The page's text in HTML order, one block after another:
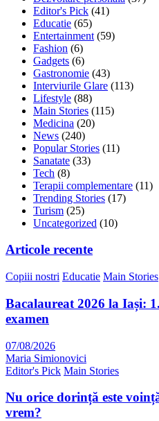
Editor's Pick (41)
Educatie (65)
Entertainment (59)
Fashion (6)
Gadgets (6)
Gastronomie (43)
Interviurile Glare (113)
Lifestyle (88)
Main Stories (115)
Medicina (20)
News (240)
Popular Stories (11)
Sanatate (33)
Tech (8)
Terapii complementare (11)
Trending Stories (17)
Turism (25)
Uncategorized (10)
Articole recente
Copiii nostri Educatie Main Stories
Bacalaureat 2026 la Iași:
examen
07/08/2026
Maria Simionovici
Editor's Pick Main Stories
Nu orice dorință este
vrem?